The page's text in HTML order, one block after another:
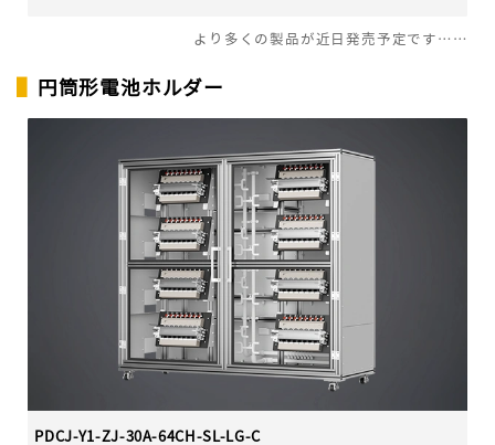
より多くの製品が近日発売予定です……
円筒形電池ホルダー
PDCJ-Y1-ZJ-30A-64CH-SL-LG-C